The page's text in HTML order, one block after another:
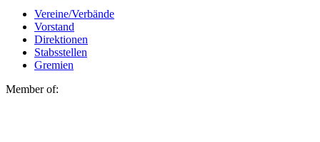
Vereine/Verbände
Vorstand
Direktionen
Stabsstellen
Gremien
Member of: